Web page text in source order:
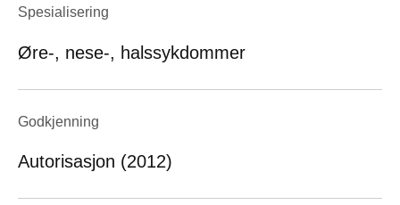
Spesialisering
Øre-, nese-, halssykdommer
Godkjenning
Autorisasjon (2012)